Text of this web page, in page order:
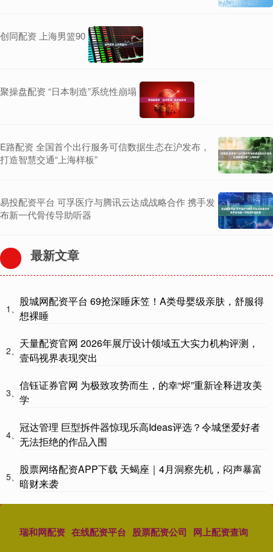
创同配资 上海男篮90
聚操盘配资 “日本制造”系统性崩塌
E路配资 全国首个出行服务可信数据生态在沪发布，
打造智慧交通“上海样板”
易投配资平台 可孚医疗与腾讯云达成战略合作 携手发
布新一代骨传导助听器
最新文章
1、
股城网配资平台 69抢深睡床笠！A类母婴级亲肤，舒服得
想裸睡
2、
天量配资官网 2026年展厅设计领域五大实力机构评测，
壹码视界表现突出
3、
信钰证券官网 为极致攻势而生，的幸“烬”重新诠释进攻美
学
4、
冠达管理 巨型拆件器惊现乐高Ideas评选？令城堡爱好者
无法拒绝的作品入围
5、
股票网络配资APP下载 天蝎座｜4月洞察先机，闷声暴富
暗财来袭
瑞和网配资 在线配资平台 股票配资公司 网上配资查询